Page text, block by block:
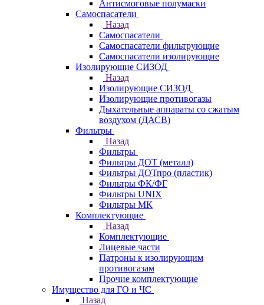
Антисмоговые полумаски
Самоспасатели
Назад
Самоспасатели
Самоспасатели фильтрующие
Самоспасатели изолирующие
Изолирующие СИЗОД
Назад
Изолирующие СИЗОД
Изолирующие противогазы
Дыхательные аппараты со сжатым
воздухом (ДАСВ)
Фильтры
Назад
Фильтры
Фильтры ДОТ (металл)
Фильтры ДОТпро (пластик)
Фильтры ФК/ФГ
Фильтры UNIX
Фильтры МК
Комплектующие
Назад
Комплектующие
Лицевые части
Патроны к изолирующим
противогазам
Прочие комплектующие
Имущество для ГО и ЧС
Назад